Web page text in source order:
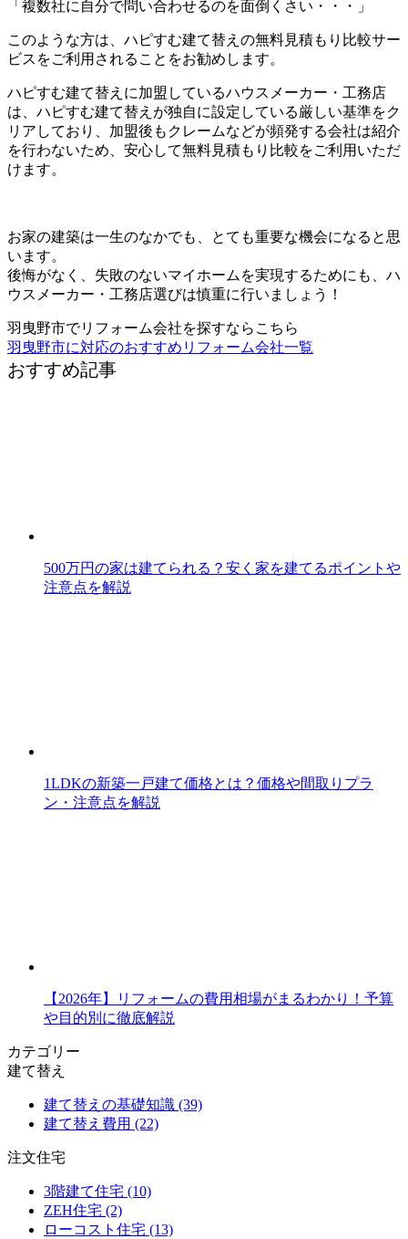
「複数社に自分で問い合わせるのを面倒くさい・・・」
このような方は、ハピすむ建て替えの無料見積もり比較サー
ビスをご利用されることをお勧めします。
ハピすむ建て替えに加盟しているハウスメーカー・工務店
は、ハピすむ建て替えが独自に設定している厳しい基準をク
リアしており、加盟後もクレームなどが頻発する会社は紹介
を行わないため、安心して無料見積もり比較をご利用いただ
けます。
お家の建築は一生のなかでも、とても重要な機会になると思
います。
後悔がなく、失敗のないマイホームを実現するためにも、ハ
ウスメーカー・工務店選びは慎重に行いましょう！
羽曳野市でリフォーム会社を探すならこちら
羽曳野市に対応のおすすめリフォーム会社一覧
おすすめ記事
500万円の家は建てられる？安く家を建てるポイントや
注意点を解説
1LDKの新築一戸建て価格とは？価格や間取りプラ
ン・注意点を解説
【2026年】リフォームの費用相場がまるわかり！予算
や目的別に徹底解説
カテゴリー
建て替え
建て替えの基礎知識 (39)
建て替え費用 (22)
注文住宅
3階建て住宅 (10)
ZEH住宅 (2)
ローコスト住宅 (13)